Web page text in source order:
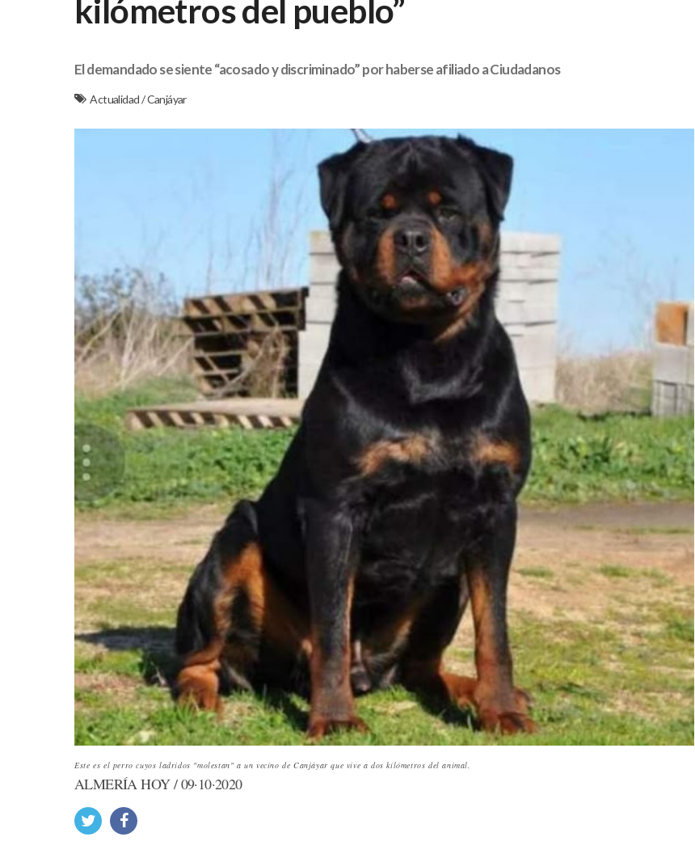
kilómetros del pueblo”
El demandado se siente “acosado y discriminado” por haberse afiliado a Ciudadanos
Actualidad/Canjáyar
Este es el perro cuyos ladridos "molestan" a un vecino de Canjáyar que vive a dos kilómetros del animal.
ALMERÍA HOY / 09·10·2020